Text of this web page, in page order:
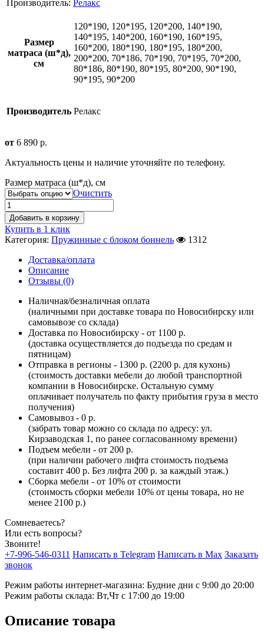
Производитель: Релакс
Размер
матраса (ш*д),
см
120*190, 120*195, 120*200, 140*190,
140*195, 140*200, 160*190, 160*195,
160*200, 180*190, 180*195, 180*200,
200*200, 70*186, 70*190, 70*195, 70*200,
80*186, 80*190, 80*195, 80*200, 90*190,
90*195, 90*200
Производитель Релакс
от 6 890 р.
Актуальность цены и наличие уточняйте по телефону.
Размер матраса (ш*д), см
Очистить
Добавить в корзину
Купить в 1 клик
Категория: Пружинные с блоком боннель
1312
Доставка/оплата
Описание
Отзывы (0)
Наличная/безналичная оплата
(наличными при доставке товара по Новосибирску или
самовывозе со склада)
Доставка по Новосибирску - от 1100 р.
(доставка осуществляется до подъезда по средам и
пятницам)
Отправка в регионы - 1300 р. (2200 р. для кухонь)
(стоимость доставки мебели до любой транспортной
компании в Новосибирске. Остальную сумму
оплачивает получатель по факту прибытия груза в место
получения)
Самовывоз - 0 р.
(забрать товар можно со склада по адресу: ул.
Кирзаводская 1, по ранее согласованному времени)
Подъем мебели - от 200 р.
(при наличии рабочего лифта стоимость подъема
составит 400 р. Без лифта 200 р. за каждый этаж.)
Сборка мебели - от 10% от стоимости
(стоимость сборки мебели 10% от цены товара, но не
менее 2100 р.)
Сомневаетесь?
Или есть вопросы?
Звоните!
+7-996-546-0311 Написать в Telegram Написать в Max Заказать
звонок
Режим работы интернет-магазина: Будние дни с 9:00 до 20:00
Режим работы склада: Вт,Чт с 17:00 до 19:00
Описание товара